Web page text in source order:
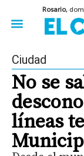
Rosario,
Ciudad
No se
líneas